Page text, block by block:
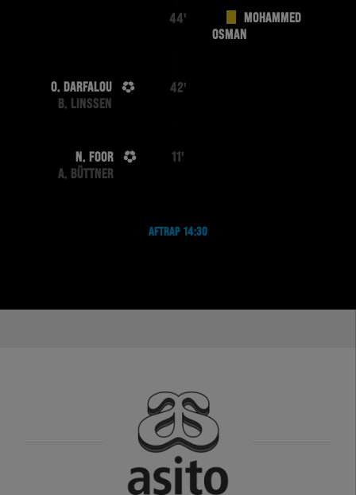
44'
MOHAMMED
OSMAN
O. DARFALOU
B. LINSSEN
42'
N. FOOR
A. BÜTTNER
11'
AFTRAP 14:30